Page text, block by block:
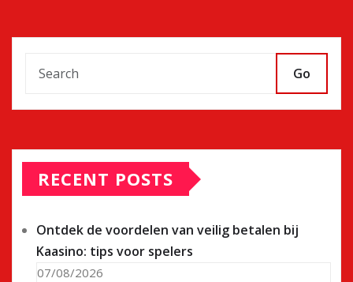
Go
RECENT POSTS
Ontdek de voordelen van veilig betalen bij
Kaasino: tips voor spelers
07/08/2026